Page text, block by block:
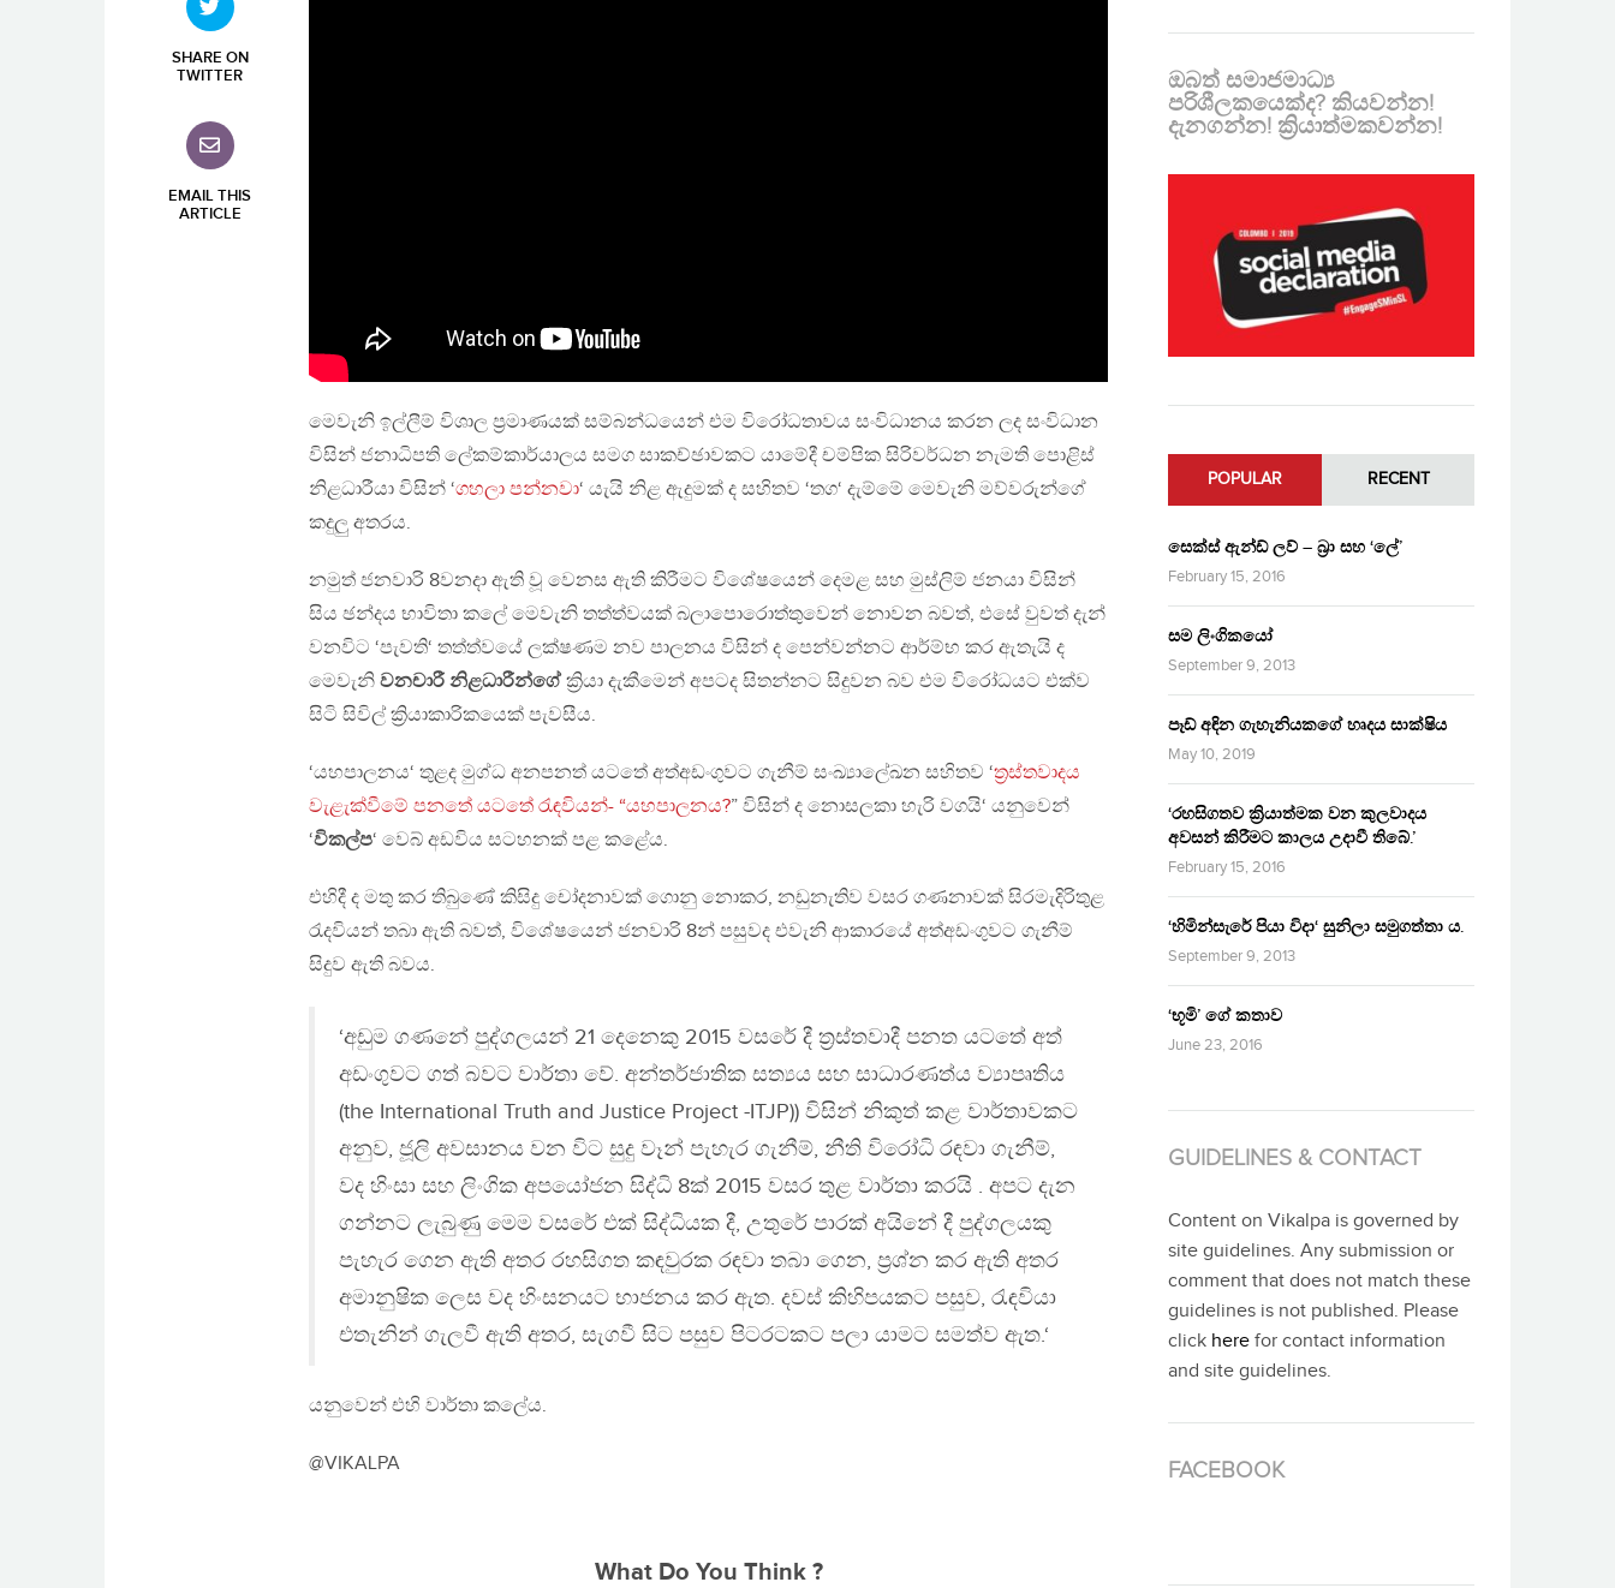
SHARE ON
TWITTER
EMAIL THIS
ARTICLE
මෙවැනි ඉල්ලීම් විශාල ප්‍ර‍මාණයක් සම්බන්ධයෙන් එම විරෝධතාවය සංවිධානය කරන ලද සංවිධාන
විසින් ජනාධිපති ලේකම්කාර්යාලය සමග සාකච්ඡාවකට යාමේදී චම්පික සිරිවර්ධන නැමති පොළිස්
නිළධාරීයා විසින් ‘ගහලා පන්නවා‘ යැයි නිළ ඇදුමක් ද සහිතව ‘තග‘ දැම්මේ මෙවැනි මව්වරුන්ගේ
කදුලු අතරය.
නමුත් ජනවාරි 8වනදා ඇති වූ වෙනස ඇති කිරීමට විශේෂයෙන් දෙමළ සහ මුස්ලිම් ජනයා විසින්
සිය ඡන්දය භාවිතා කලේ මෙවැනි තත්ත්වයක් බලාපොරොත්තුවෙන් නොවන බවත්, එසේ වුවත් දැන්
වනවිට ‘පැවති‘ තත්ත්වයේ ලක්ෂණම නව පාලනය විසින් ද පෙන්වන්නට ආර්ම්භ කර ඇතැයි ද
මෙවැනි වනචාරී නිළධාරීන්ගේක්‍රියා දැකීමෙන් අපටද සිතන්නට සිදුවන බව එම විරෝධයට එක්ව
සිටි සිවිල් ක්‍රියාකාරිකයෙක් පැවසීය.
‘යහපාලනය‘ තුළද මුග්ධ අනපනත් යටතේ අත්අඩංගුවට ගැනීම් සංඛ්‍යාලේඛන සහිතව ‘ත්‍රස්තවාදය
වැළැක්වීමේ පනතේ යටතේ රැඳවියන්- “යහපාලනය?” විසින් ද නොසලකා හැරි වගයි‘ යනුවෙන්
‘විකල්ප‘ වෙබ් අඩවිය සටහනක් පළ කළේය.
එහිදී ද මතු කර තිබුණේ කිසිදු චෝදනාවක් ගොනු නොකර, නඩුනැතිව වසර ගණනාවක් සිරමැදිරිතුළ
රැදවියන් තබා ඇති බවත්, විශේෂයෙන් ජනවාරි 8න් පසුවද එවැනි ආකාරයේ අත්අඩංගුවට ගැනීම්
සිදුව ඇති බවය.
‘අඩුම ගණනේ පුද්ගලයන් 21 දෙනෙකු 2015 වසරේ දී ත්‍රස්තවාදී පනත යටතේ අත්
අඩංගුවට ගත් බවට වාර්තා වේ. අන්තර්ජාතික සත්‍යය සහ සාධාරණත්ය ව්‍යාපෘතිය
(the International Truth and Justice Project -ITJP)) විසින් නිකුත් කළ වාර්තාවකට
අනුව, ජූලි අවසානය වන විට සුදු වෑන් පැහැර ගැනීම්, නීති විරෝධි රඳවා ගැනීම්,
වද හිංසා සහ ලිංගික අපයෝජන සිද්ධි 8ක් 2015 වසර තුළ වාර්තා කරයි . අපට දැන
ගන්නට ලැබුණු මෙම වසරේ එක් සිද්ධියක දී, උතුරේ පාරක් අයිනේ දී පුද්ගලයකු
පැහැර ගෙන ඇති අතර රහසිගත කඳවුරක රඳවා තබා ගෙන, ප්‍රශ්න කර ඇති අතර
අමානුෂික ලෙස වද හිංසනයට භාජනය කර ඇත. දවස් කිහිපයකට පසුව, රැඳවියා
එතැනින් ගැලවී ඇති අතර, සැගවී සිට පසුව පිටරටකට පලා යාමට සමත්ව ඇත.‘
යනුවෙන් එහි වාර්තා කලේය.
@VIKALPA
What Do You Think ?
ඔබත් සමාජමාධ්‍ය
පරිශීලකයෙක්ද? කියවන්න!
දැනගන්න! ක්‍රියාත්මකවන්න!
POPULAR RECENT
සෙක්ස් ඇන්ඩ් ලව් – බ්‍රා සහ ‘ලේ’
February 15, 2016
සම ලිංගිකයෝ
September 9, 2013
පෑඩ් අඳින ගැහැනියකගේ හෘදය සාක්ෂිය
May 10, 2019
‘රහසිගතව ක්‍රියාත්මක වන කුලවාදය
අවසන් කිරීමට කාලය උදාවී තිබේ.’
February 15, 2016
‘හිමින්සැරේ පියා විදා‘ සුනිලා සමුගත්තා ය.
September 9, 2013
‘භූමි’ ගේ කතාව
June 23, 2016
GUIDELINES & CONTACT
Content on Vikalpa is governed by
site guidelines. Any submission or
comment that does not match these
guidelines is not published. Please
click here for contact information
and site guidelines.
FACEBOOK